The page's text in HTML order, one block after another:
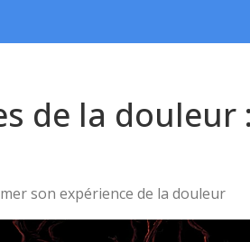
de la
son expérience de la douleur